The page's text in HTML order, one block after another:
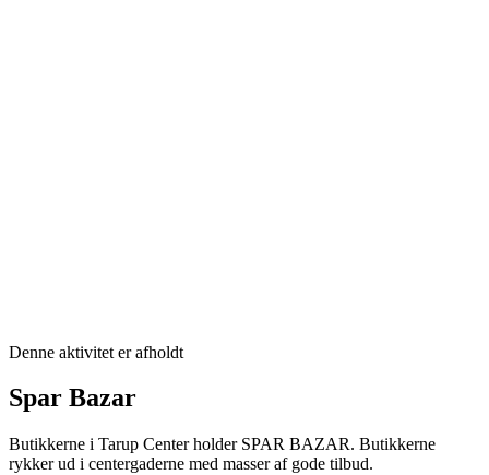
Denne aktivitet er afholdt
Spar Bazar
Butikkerne i Tarup Center holder SPAR BAZAR. Butikkerne
rykker ud i centergaderne med masser af gode tilbud.